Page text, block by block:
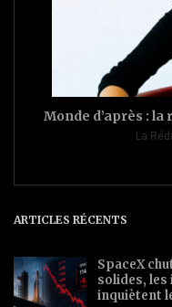
Monde d’après :
La
ARTICLES RÉCENTS
SpaceX
solides, les
inquiètent